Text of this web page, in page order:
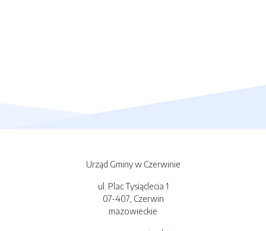
Urząd Gminy w Czerwinie
ul. Plac Tysiąclecia 1
07-407, Czerwin
mazowieckie